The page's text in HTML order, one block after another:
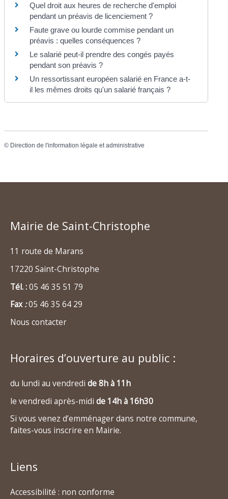
Quel droit aux heures de recherche d'emploi
pendant un préavis de licenciement ?
Faute grave ou lourde commise pendant un
préavis : quelles conséquences ?
Le salarié peut-il prendre des congés payés
pendant son préavis ?
Un ressortissant européen salarié en France a-t-
il les mêmes droits qu'un salarié français ?
© Direction de l'information légale et administrative
Mairie de Saint-Christophe
11 route de Marans
17220 Saint-Christophe
Tél. :05 46 35 51 79
Fax:05 46 35 64 29
Nous contacter
Horaires d’ouverture au public :
du lundi au vendredi de 8h à 11h
le vendredi après-midi de 14h à 16h30
Si vous venez d’emménager dans notre commune,
faites-vous inscrire en Mairie.
Liens
Accessibilité : non conforme